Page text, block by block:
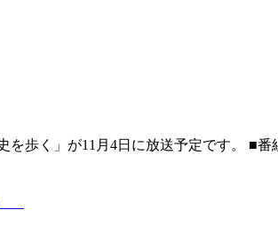
を歩く」が11月4日に放送予定です。